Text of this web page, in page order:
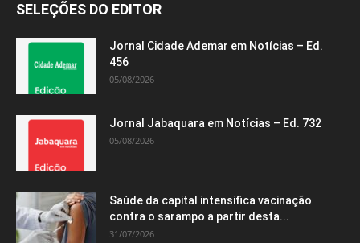
SELEÇÕES DO EDITOR
Jornal Cidade Ademar em Notícias – Ed.
456
05/08/2026
Jornal Jabaquara em Notícias – Ed. 732
05/08/2026
Saúde da capital intensifica vacinação
contra o sarampo a partir desta...
31/07/2026